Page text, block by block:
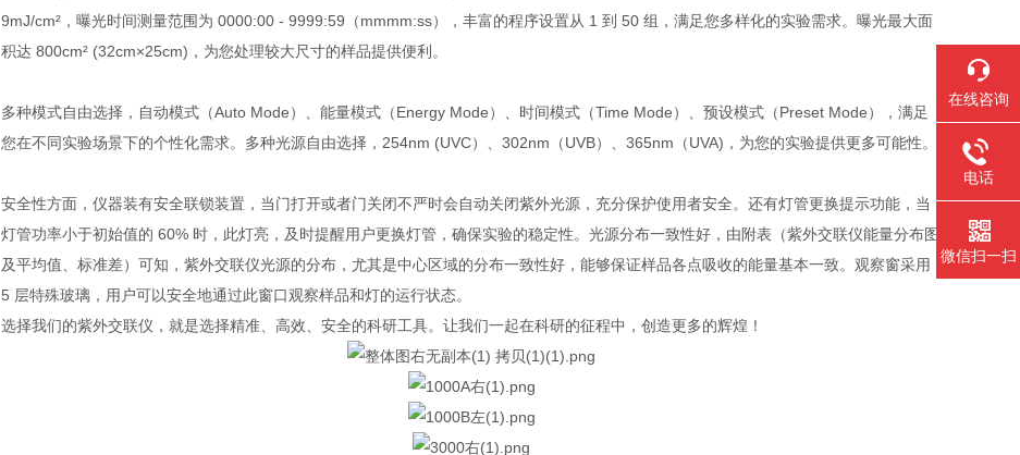
9mJ/cm²，曝光时间测量范围为 0000:00 - 9999:59（mmmm:ss），丰富的程序设置从 1 到 50 组，满足您多样化的实验需求。曝光最大面
积达 800cm² (32cm×25cm)，为您处理较大尺寸的样品提供便利。
多种模式自由选择，自动模式（Auto Mode）、能量模式（Energy Mode）、时间模式（Time Mode）、预设模式（Preset Mode），满足
您在不同实验场景下的个性化需求。多种光源自由选择，254nm (UVC）、302nm（UVB）、365nm（UVA)，为您的实验提供更多可能性。
安全性方面，仪器装有安全联锁装置，当门打开或者门关闭不严时会自动关闭紫外光源，充分保护使用者安全。还有灯管更换提示功能，当
灯管功率小于初始值的 60% 时，此灯亮，及时提醒用户更换灯管，确保实验的稳定性。光源分布一致性好，由附表（紫外交联仪能量分布图
及平均值、标准差）可知，紫外交联仪光源的分布，尤其是中心区域的分布一致性好，能够保证样品各点吸收的能量基本一致。观察窗采用
5 层特殊玻璃，用户可以安全地通过此窗口观察样品和灯的运行状态。
选择我们的紫外交联仪，就是选择精准、高效、安全的科研工具。让我们一起在科研的征程中，创造更多的辉煌！
在线咨询
电话
微信扫一扫